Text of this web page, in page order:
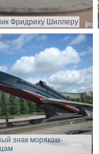
Фридриху Шиллеру
знак морякам-